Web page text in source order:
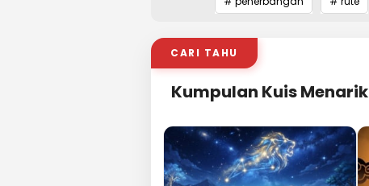
CARI TAHU
Kumpulan Kuis Menarik